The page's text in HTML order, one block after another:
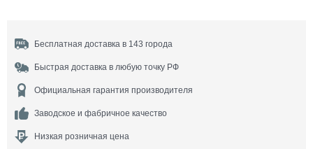
Бесплатная доставка в 143 города
Быстрая доставка в любую точку РФ
Официальная гарантия производителя
Заводское и фабричное качество
Низкая розничная цена